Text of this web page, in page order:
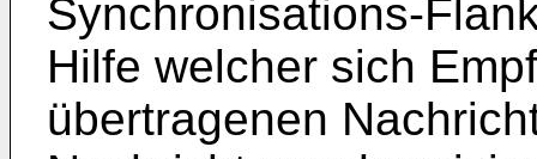
Synchronisations-
Hilfe welcher sich
übertragenen